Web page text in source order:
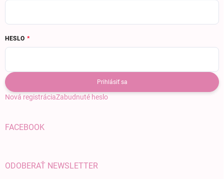
HESLO
Prihlásiť sa
Nová registráciaZabudnuté heslo
FACEBOOK
ODOBERAŤ NEWSLETTER